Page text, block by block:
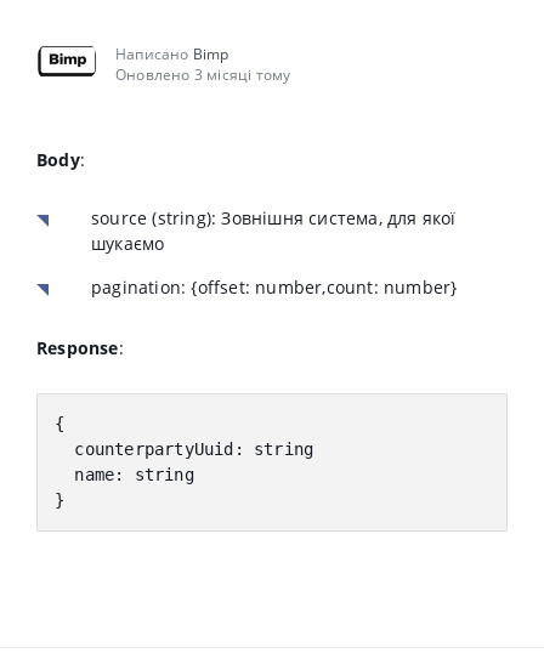
Написано Bimp
Оновлено 3 місяці тому
Body:
source(string):Зовнішня система, для якої
шукаємо
pagination: {offset: number,count: number}
Response:
{
counterpartyUuid :
string
name: string
}